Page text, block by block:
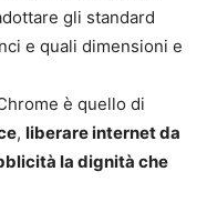
gli standard
e quali dimensioni e
è quello di
, liberare internet da
la dignità che